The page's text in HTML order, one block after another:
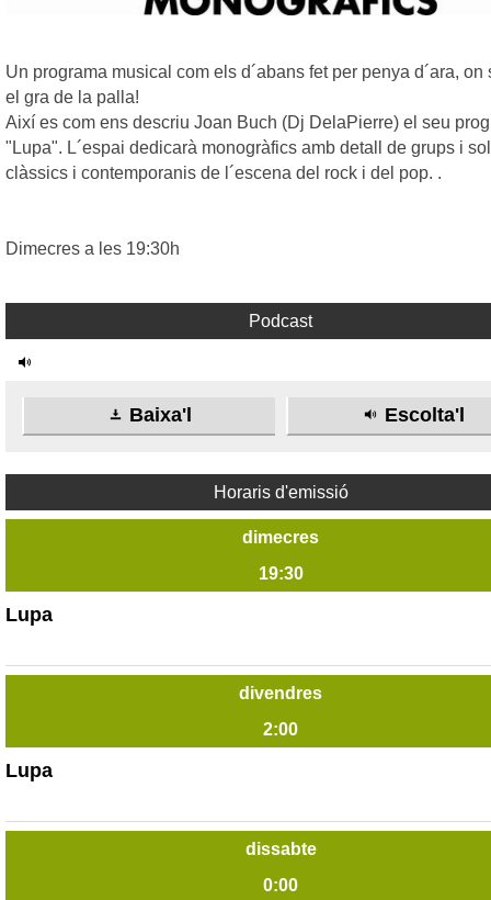
Un programa musical com els d´abans fet per penya d´ara, on
el gra de la palla!
Així es com ens descriu Joan Buch (Dj DelaPierre) el seu
"Lupa". L´espai dedicarà monogràfics amb detall de grups i
clàssics i contemporanis de l´escena del rock i del pop. .
Dimecres a les 19:30h
Podcast
Baixa'l Escolta'l
Horaris d'emissió
dimecres
19:30
Lupa
divendres
2:00
Lupa
dissabte
0:00